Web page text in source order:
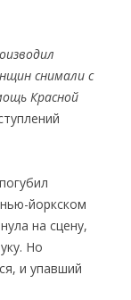
снимали с
Красной
йоркском
на сцену,
Но
и упавший